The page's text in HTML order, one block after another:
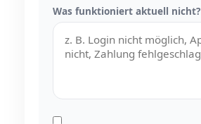
Was funktioniert aktuell nicht?